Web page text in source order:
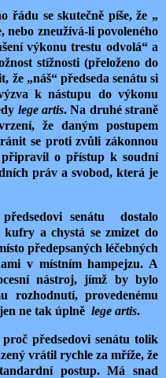
řádu se skutečně píše, že „
nebo zneužívá-li povoleného
výkonu trestu odvolá“ a
stížnosti (přeloženo do
„náš“ předseda senátu si
k nástupu do výkonu
lege artis. Na druhé straně
že daným postupem
se proti zvůli zákonnou
připravil o přístup k soudní
práv a svobod, která je
senátu dostalo
a chystá se zmizet do
předepsaných léčebných
v místním hampejzu. A
nástroj, jímž by bylo
rozhodnutí, provedenému
ne tak úplně lege artis.
předsedovi senátu tolik
vrátil rychle za mříže, že
postup. Má snad